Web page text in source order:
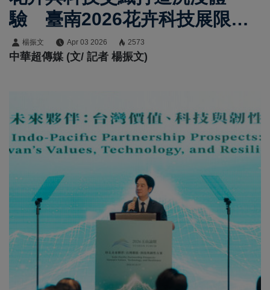
驗 臺南2026花卉科技展限期
回歸再開放 65米巨幕全面開
放預約參觀
楊振文 Apr 03 2026 2573
中華超傳媒 (文/ 記者 楊振文)